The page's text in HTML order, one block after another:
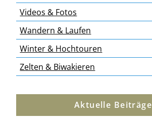
Videos & Fotos
Wandern & Laufen
Winter & Hochtouren
Zelten & Biwakieren
Aktuelle Beiträge